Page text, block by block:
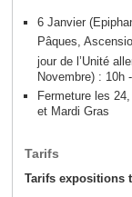
6 Janvier
Pâques,
jour de l’Unité
Novembre) : 10h
Fermeture les
et Mardi Gras
Tarifs
Tarifs expositions